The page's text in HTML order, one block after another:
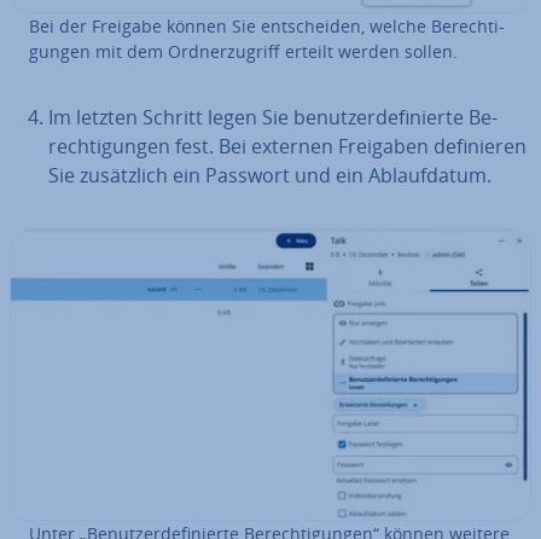
Bei der Freigabe können Sie ent­schei­den, welche Be­rech­ti­
gun­gen mit dem Ord­ner­zu­griff erteilt werden sollen.
Im letzten Schritt legen Sie be­nut­zer­de­fi­nier­te Be­
rech­ti­gun­gen fest. Bei externen Freigaben de­fi­nie­ren
Sie zu­sätz­lich ein Passwort und ein Ab­lauf­da­tum.
Unter „Be­nut­zer­de­fi­nier­te Be­rech­ti­gun­gen“ können weitere